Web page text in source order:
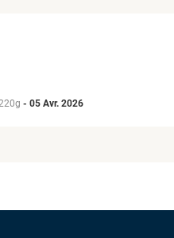
-05 Avr. 2026